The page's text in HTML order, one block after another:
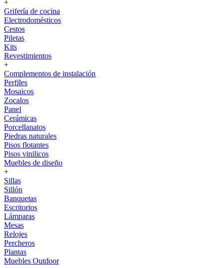
+
Grifería de cocina
Electrodomésticos
Cestos
Piletas
Kits
Revestimientos
+
Complementos de instalación
Perfiles
Mosaicos
Zocalos
Panel
Cerámicas
Porcellanatos
Piedras naturales
Pisos flotantes
Pisos vinilicos
Muebles de diseño
+
Sillas
Sillón
Banquetas
Escritorios
Lámparas
Mesas
Relojes
Percheros
Plantas
Muebles Outdoor